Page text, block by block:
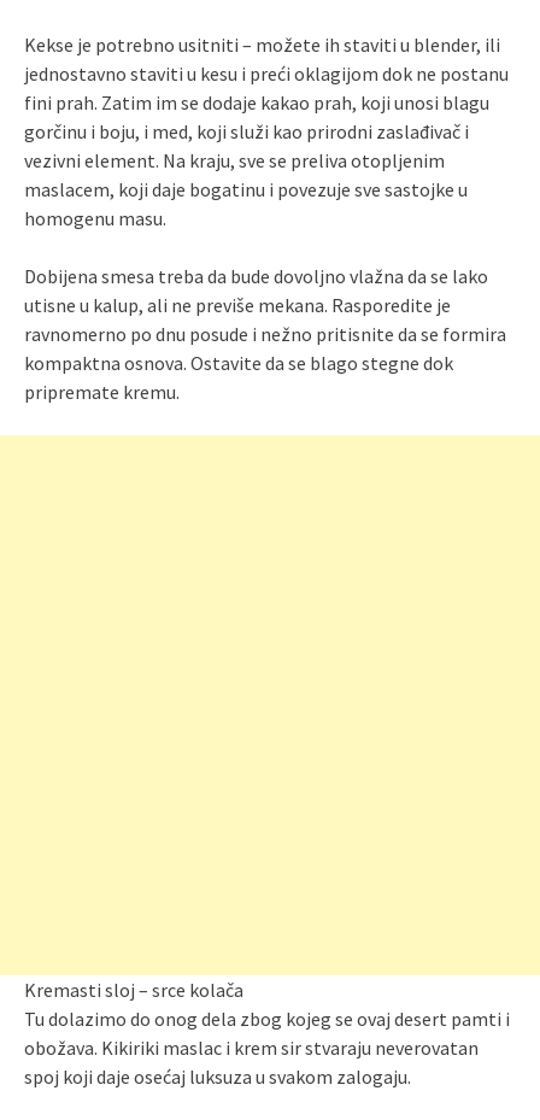
Kekse je potrebno usitniti – možete ih staviti u blender, ili
jednostavno staviti u kesu i preći oklagijom dok ne postanu
fini prah. Zatim im se dodaje kakao prah, koji unosi blagu
gorčinu i boju, i med, koji služi kao prirodni zaslađivač i
vezivni element. Na kraju, sve se preliva otopljenim
maslacem, koji daje bogatinu i povezuje sve sastojke u
homogenu masu.
Dobijena smesa treba da bude dovoljno vlažna da se lako
utisne u kalup, ali ne previše mekana. Rasporedite je
ravnomerno po dnu posude i nežno pritisnite da se formira
kompaktna osnova. Ostavite da se blago stegne dok
pripremate kremu.
Kremasti sloj – srce kolača
Tu dolazimo do onog dela zbog kojeg se ovaj desert pamti i
obožava. Kikiriki maslac i krem sir stvaraju neverovatan
spoj koji daje osećaj luksuza u svakom zalogaju.